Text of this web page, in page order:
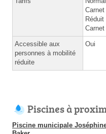
Accessible aux
personnes à mobilité
réduite
Oui
Piscines à
Piscine municipale